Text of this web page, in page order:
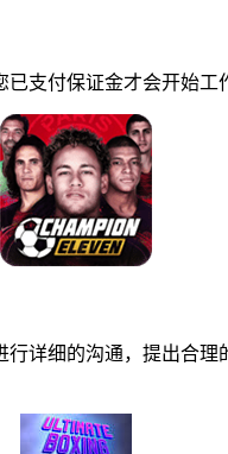
付保证金才会开始工
细的沟通，提出合理